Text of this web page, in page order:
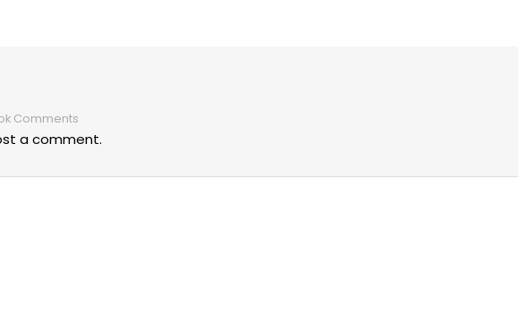
Comments
a comment.